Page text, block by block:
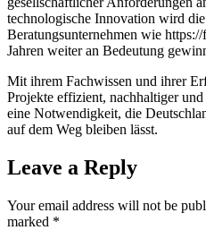
technologische Innovation wird
Beratungsunternehmen wie
Jahren weiter an Bedeutung
Mit ihrem Fachwissen und ihrer
Projekte effizient, nachhaltiger
eine Notwendigkeit, die
auf dem Weg bleiben lässt.
Leave a Reply
Your email address will not be
marked *